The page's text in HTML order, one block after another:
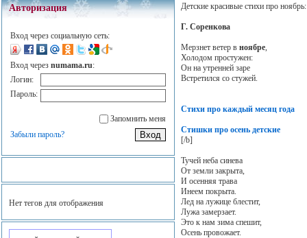
Авторизация
Вход через социальную сеть:
Вход через numama.ru:
Логин:
Пароль:
Запомнить меня
Забыли пароль?
Нет тегов для отображения
Детские красивые стихи про ноябрь:
Г. Соренкова
Мерзнет ветер в ноябре,
Холодом простужен:
Он на утренней заре
Встретился со стужей.
Стихи про каждый месяц года
Стишки про осень детские
[/b]
Тучей неба синева
От земли закрыта,
И осенняя трава
Инеем покрыта.
Лед на лужице блестит,
Лужа замерзает.
Это к нам зима спешит,
Осень провожает.